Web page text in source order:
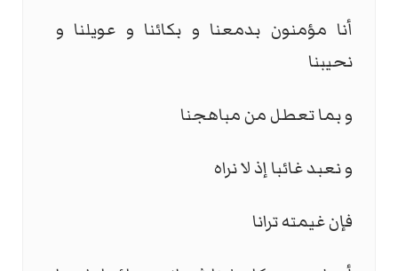
أنا مؤمنون بدمعنا و بكائنا و عويلنا و
نحيبنا
و بما تعطل من مباهجنا
و نعبد غائبا إذ لا نراه
فإن غيمته ترانا